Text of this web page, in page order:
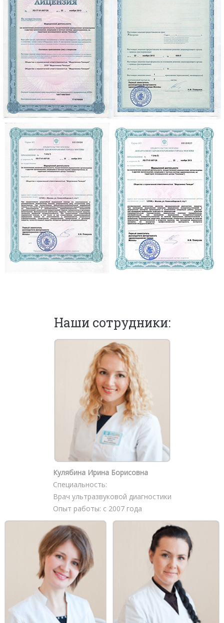
Наши сотрудники:
Кулябина Ирина Борисовна
Специальность:
Врач ультразвуковой диагностики
Опыт работы: с 2007 года